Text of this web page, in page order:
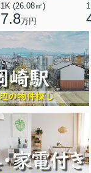
1K (26.08㎡)
7.8万円